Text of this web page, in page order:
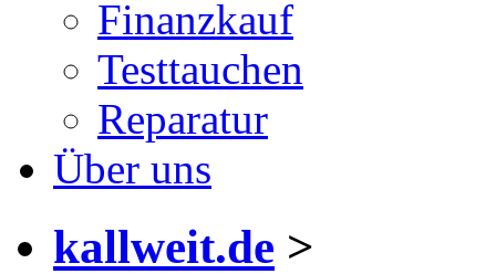
Finanzkauf
Testtauchen
Reparatur
Über uns
kallweit.de >